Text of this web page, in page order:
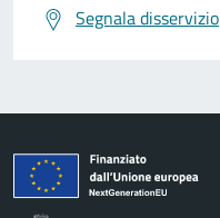
Segnala disservizio